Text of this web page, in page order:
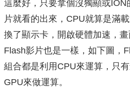
這麼好，只要拿個沒獨顯或ION
片就看的出來，CPU就算是滿
換了顯示卡，開啟硬體加速，畫
Flash影片也是一樣，如下圖，
組合都是利用CPU來運算，只
GPU來做運算。